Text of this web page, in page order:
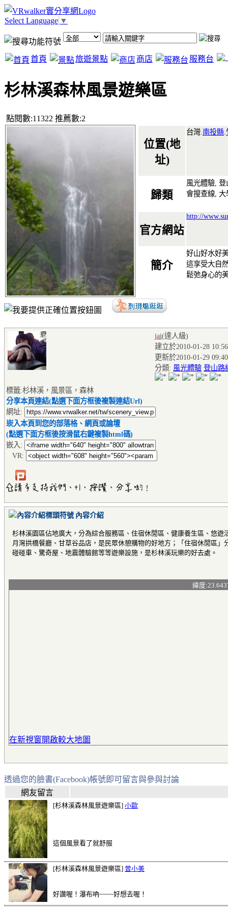
Select Language ▼
首頁 旅遊景點 商店 服務台
杉林溪森林風景遊樂區
點閱數:11322 推薦數:2
位置(地
址)
台灣. 南投縣
歸類
風光體驗,
會搜查線, 大
官方網站
http://
簡介
好山好水好
這享受大自
鬆弛身心的
jai(達人級)
建立於2010-01-28
更新於2010-01-29
分類: 風光體驗 登山路
標籤:杉林溪，風景區，森林
分享本頁連結(點選下面方框後複製連結Url)
網址:
崁入本頁到您的部落格、網頁或論壇
(點選下面方框後按滑鼠右鍵複製html碼)
嵌入:
VR:
內容介紹
杉林溪園區佔地廣大，分為綜合服務區、住宿休閒區、健康養生區、悠
月灣拱橋餐廳、甘草谷品店，是民眾休憩購物的好地方；「住宿休閒區
碰碰車、驚奇屋、地震體驗館等等遊樂設施，是杉林溪玩樂的好去處。
緯度
在新視窗開啟較大地圖
透過您的臉書(Facebook)帳號即可留言與參與討論
網友留言
[杉林溪森林風景遊樂區] 小歐
這個風景看了就舒服
[杉林溪森林風景遊樂區] 曾小美
好讚喔！瀑布吶~~~~好想去喔！